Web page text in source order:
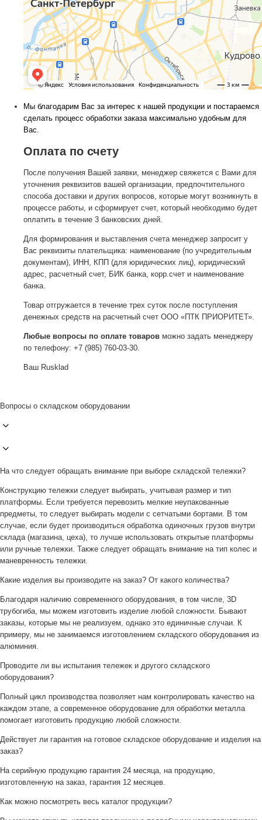
Мы благодарим Вас за интерес к нашей продукции и постараемся
сделать процесс обработки заказа максимально удобным для
Вас.
Оплата по счету
После получения Вашей заявки, менеджер свяжется с Вами для
уточнения реквизитов вашей организации, предпочтительного
способа доставки и других вопросов, которые могут возникнуть в
процессе работы, и сформирует счет, который необходимо будет
оплатить в течение 3 банковских дней.
Для формирования и выставления счета менеджер запросит у
Вас реквизиты плательщика: наименование (по учредительным
документам), ИНН, КПП (для юридических лиц), юридический
адрес, расчетный счет, БИК банка, корр.счет и наименование
банка.
Товар отгружается в течение трех суток после поступления
денежных средств на расчетный счет ООО «ПТК ПРИОРИТЕТ».
Любые вопросы по оплате товаров можно задать менеджеру
по телефону: +7 (985) 760-03-30.
Ваш Rusklad
Вопросы о складском оборудовании
На что следует обращать внимание при выборе складской тележки?
Конструкцию тележки следует выбирать, учитывая размер и тип
платформы. Если требуется перевозить мелкие неупакованные
предметы, то следует выбирать модели с сетчатыми бортами. В том
случае, если будет производиться обработка одиночных грузов внутри
склада (магазина, цеха), то лучше использовать открытые платформы
или ручные тележки. Также следует обращать внимание на тип колес и
маневренность тележки.
Какие изделия вы производите на заказ? От какого количества?
Благодаря наличию современного оборудования, в том числе, 3D
трубогиба, мы можем изготовить изделие любой сложности. Бывают
заказы, которые мы не реализуем, однако это единичные случаи. К
примеру, мы не занимаемся изготовлением складского оборудования из
алюминия.
Проводите ли вы испытания тележек и другого складского
оборудования?
Полный цикл производства позволяет нам контролировать качество на
каждом этапе, а современное оборудование для обработки металла
помогает изготовить продукцию любой сложности.
Действует ли гарантия на готовое складское оборудование и изделия на
заказ?
На серийную продукцию гарантия 24 месяца, на продукцию,
изготовленную на заказ, гарантия 12 месяцев.
Как можно посмотреть весь каталог продукции?